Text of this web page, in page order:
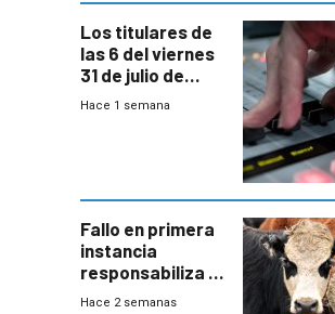
Los titulares de
las 6 del viernes
31 de julio de
2026
Hace 1 semana
Fallo en primera
instancia
responsabiliza al
Estado por falta
Hace 2 semanas